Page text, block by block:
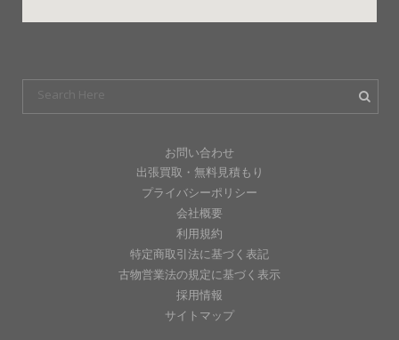
お問い合わせ
出張買取・無料見積もり
プライバシーポリシー
会社概要
利用規約
特定商取引法に基づく表記
古物営業法の規定に基づく表示
採用情報
サイトマップ